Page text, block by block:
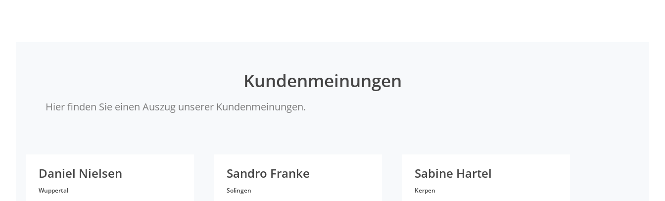
Kundenmeinungen
Hier finden Sie einen Auszug unserer Kundenmeinungen.
Daniel Nielsen
Wuppertal
Sandro Franke
Solingen
Sabine Hartel
Kerpen